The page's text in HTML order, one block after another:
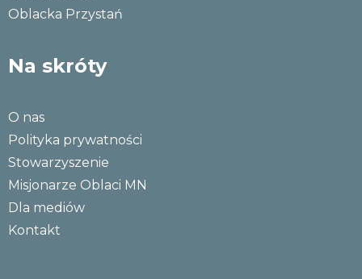
Oblacka Przystań
Na skróty
O nas
Polityka prywatności
Stowarzyszenie
Misjonarze Oblaci MN
Dla mediów
Kontakt